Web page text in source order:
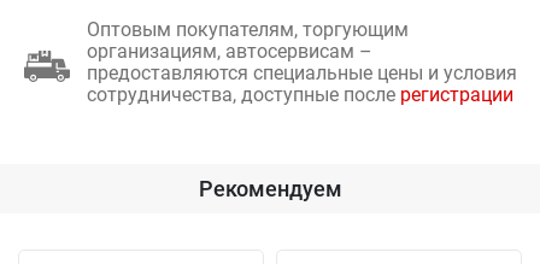
Оптовым покупателям, торгующим
организациям, автосервисам –
предоставляются специальные цены и условия
сотрудничества, доступные после регистрации
Рекомендуем